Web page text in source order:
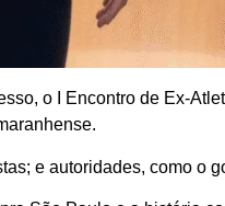
o I Encontro de Ex-
e autoridades, como o